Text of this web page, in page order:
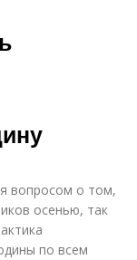
вопросом о том,
осенью, так
по всем